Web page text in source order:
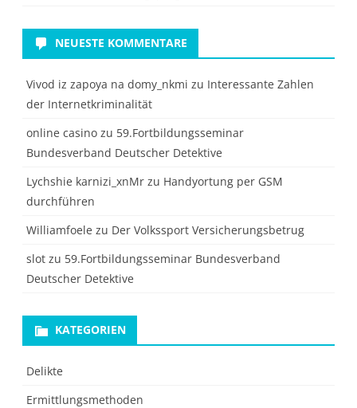
NEUESTE KOMMENTARE
Vivod iz zapoya na domy_nkmi zu Interessante Zahlen
der Internetkriminalität
online casino zu 59.Fortbildungsseminar
Bundesverband Deutscher Detektive
Lychshie karnizi_xnMr zu Handyortung per GSM
durchführen
Williamfoele zu Der Volkssport Versicherungsbetrug
slot zu 59.Fortbildungsseminar Bundesverband
Deutscher Detektive
KATEGORIEN
Delikte
Ermittlungsmethoden